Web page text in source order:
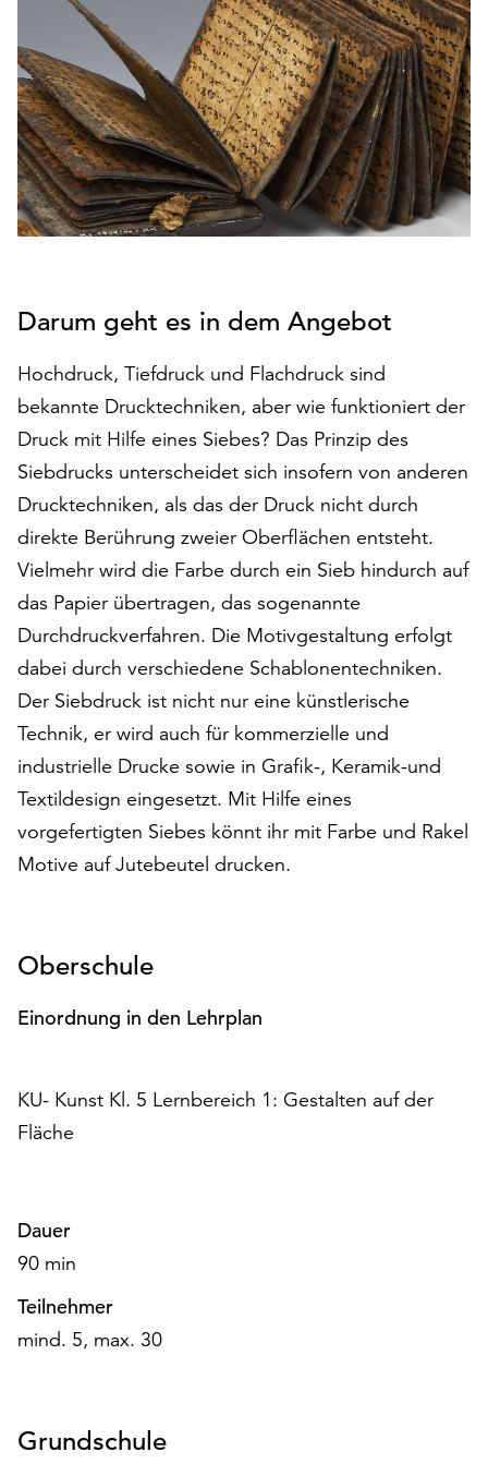
Betrieb
der
Seite
notwendig
sind
(funktionale
Cookies),
sowie
solche,
zu
anonymen
Statistikzwecken
genutzt
werden.
Klicken
Sie
auf
„Alle
akzeptieren“,
alle
Cookies
zu
akzeptieren.
Sie
können
Ihr
Einverständnis
jederzeit
ändern
und
Ihnen
Ende
die
Schaltfläche
„Cookie-
Funktionale
Cookies
auch
ohne
ausgeführt.
Darum geht es in dem Angebot
Hochdruck, Tiefdruck und Flachdruck sind
bekannte Drucktechniken, aber wie funktioniert der
Druck mit Hilfe eines Siebes? Das Prinzip des
Siebdrucks unterscheidet sich insofern von anderen
Drucktechniken, als das der Druck nicht durch
direkte Berührung zweier Oberflächen entsteht.
Vielmehr wird die Farbe durch ein Sieb hindurch auf
das Papier übertragen, das sogenannte
Durchdruckverfahren. Die Motivgestaltung erfolgt
dabei durch verschiedene Schablonentechniken.
Der Siebdruck ist nicht nur eine künstlerische
Technik, er wird auch für kommerzielle und
industrielle Drucke sowie in Grafik-, Keramik-und
Textildesign eingesetzt. Mit Hilfe eines
vorgefertigten Siebes könnt ihr mit Farbe und Rakel
Motive auf Jutebeutel drucken.
Oberschule
Einordnung in den Lehrplan
KU- Kunst Kl. 5 Lernbereich 1: Gestalten auf der
Fläche
Dauer
90 min
Teilnehmer
mind. 5, max. 30
Grundschule